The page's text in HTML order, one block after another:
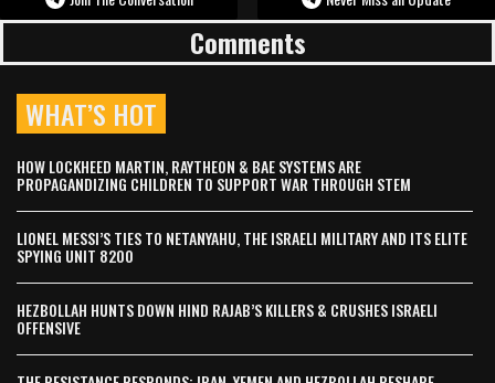
Comments
WHAT’S HOT
HOW LOCKHEED MARTIN, RAYTHEON & BAE SYSTEMS ARE
PROPAGANDIZING CHILDREN TO SUPPORT WAR THROUGH STEM
LIONEL MESSI’S TIES TO NETANYAHU, THE ISRAELI MILITARY AND ITS ELITE
SPYING UNIT 8200
HEZBOLLAH HUNTS DOWN HIND RAJAB’S KILLERS & CRUSHES ISRAELI
OFFENSIVE